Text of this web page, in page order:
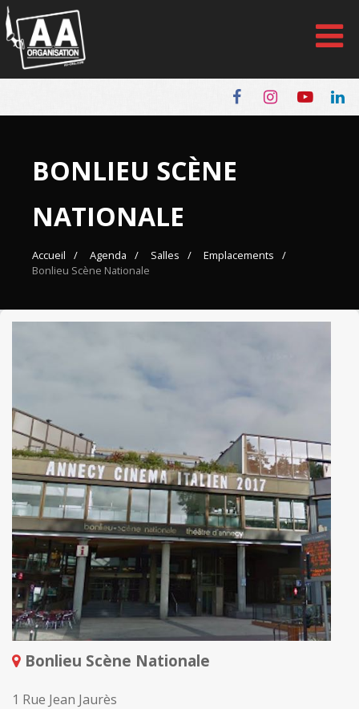
Panneau de gestion des cookies
BONLIEU SCÈNE
NATIONALE
Accueil Agenda Salles
Emplacements
Bonlieu Scène Nationale
Bonlieu Scène Nationale
1 Rue Jean Jaurès